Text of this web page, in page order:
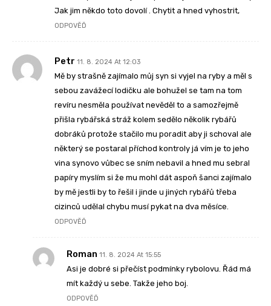
Jak jim někdo toto dovolí . Chytit a hned vyhostrit,
ODPOVĚĎ
Petr 11. 8. 2024 At 12:03
Mě by strašně zajímalo můj syn si vyjel na ryby a měl s
sebou zavážecí lodičku ale bohužel se tam na tom
revíru nesměla používat nevěděl to a samozřejmě
přišla rybářská stráž kolem sedělo několik rybářů
dobráků protože stačilo mu poradit aby ji schoval ale
některý se postaral příchod kontroly já vím je to jeho
vina synovo vůbec se sním nebavil a hned mu sebral
papíry myslím si že mu mohl dát aspoň šanci zajímalo
by mě jestli by to řešil i jinde u jiných rybářů třeba
cizinců udělal chybu musí pykat na dva měsíce.
ODPOVĚĎ
Roman 11. 8. 2024 At 15:55
Asi je dobré si přečíst podmínky rybolovu. Řád má
mít každý u sebe. Takže jeho boj.
ODPOVĚĎ